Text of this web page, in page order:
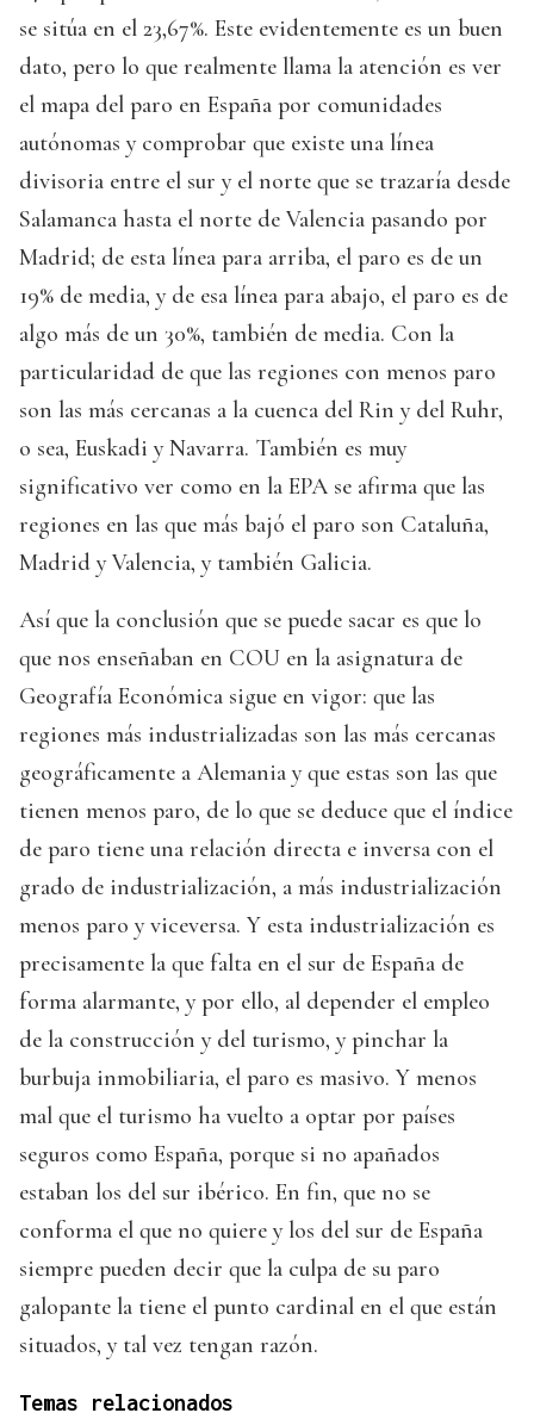
se sitúa en el 23,67%. Este evidentemente es un buen
dato, pero lo que realmente llama la atención es ver
el mapa del paro en España por comunidades
autónomas y comprobar que existe una línea
divisoria entre el sur y el norte que se trazaría desde
Salamanca hasta el norte de Valencia pasando por
Madrid; de esta línea para arriba, el paro es de un
19% de media, y de esa línea para abajo, el paro es de
algo más de un 30%, también de media. Con la
particularidad de que las regiones con menos paro
son las más cercanas a la cuenca del Rin y del Ruhr,
o sea, Euskadi y Navarra. También es muy
significativo ver como en la EPA se afirma que las
regiones en las que más bajó el paro son Cataluña,
Madrid y Valencia, y también Galicia.
Así que la conclusión que se puede sacar es que lo
que nos enseñaban en COU en la asignatura de
Geografía Económica sigue en vigor: que las
regiones más industrializadas son las más cercanas
geográficamente a Alemania y que estas son las que
tienen menos paro, de lo que se deduce que el índice
de paro tiene una relación directa e inversa con el
grado de industrialización, a más industrialización
menos paro y viceversa. Y esta industrialización es
precisamente la que falta en el sur de España de
forma alarmante, y por ello, al depender el empleo
de la construcción y del turismo, y pinchar la
burbuja inmobiliaria, el paro es masivo. Y menos
mal que el turismo ha vuelto a optar por países
seguros como España, porque si no apañados
estaban los del sur ibérico. En fin, que no se
conforma el que no quiere y los del sur de España
siempre pueden decir que la culpa de su paro
galopante la tiene el punto cardinal en el que están
situados, y tal vez tengan razón.
Temas relacionados